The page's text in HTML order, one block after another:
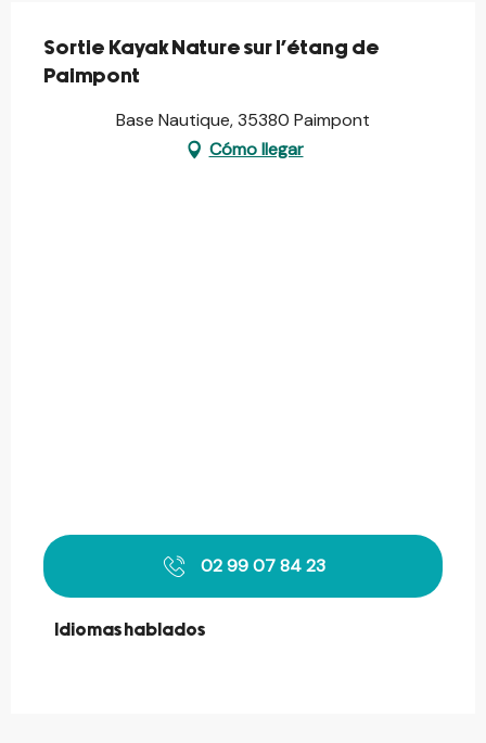
Sortie Kayak Nature sur l'étang de
Paimpont
Base Nautique, 35380 Paimpont
Cómo llegar
02 99 07 84 23
Idiomas hablados
Idiomas hablados